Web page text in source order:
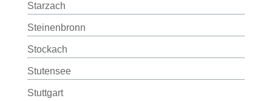
Starzach
Steinenbronn
Stockach
Stutensee
Stuttgart